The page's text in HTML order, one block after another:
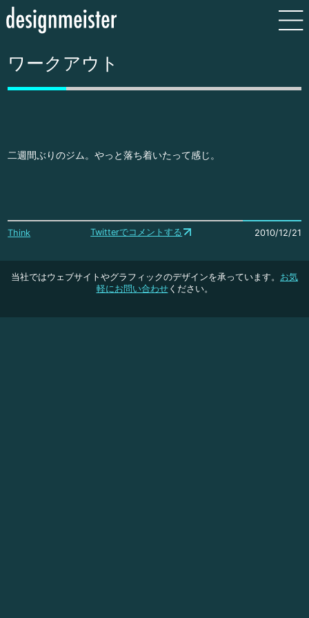
ワークアウト
二週間ぶりのジム。やっと落ち着いたって感じ。
Think Twitterでコメントする 2010/12/21
当社ではウェブサイトやグラフィックのデザインを承っています。 お気
軽にお問い合わせください。